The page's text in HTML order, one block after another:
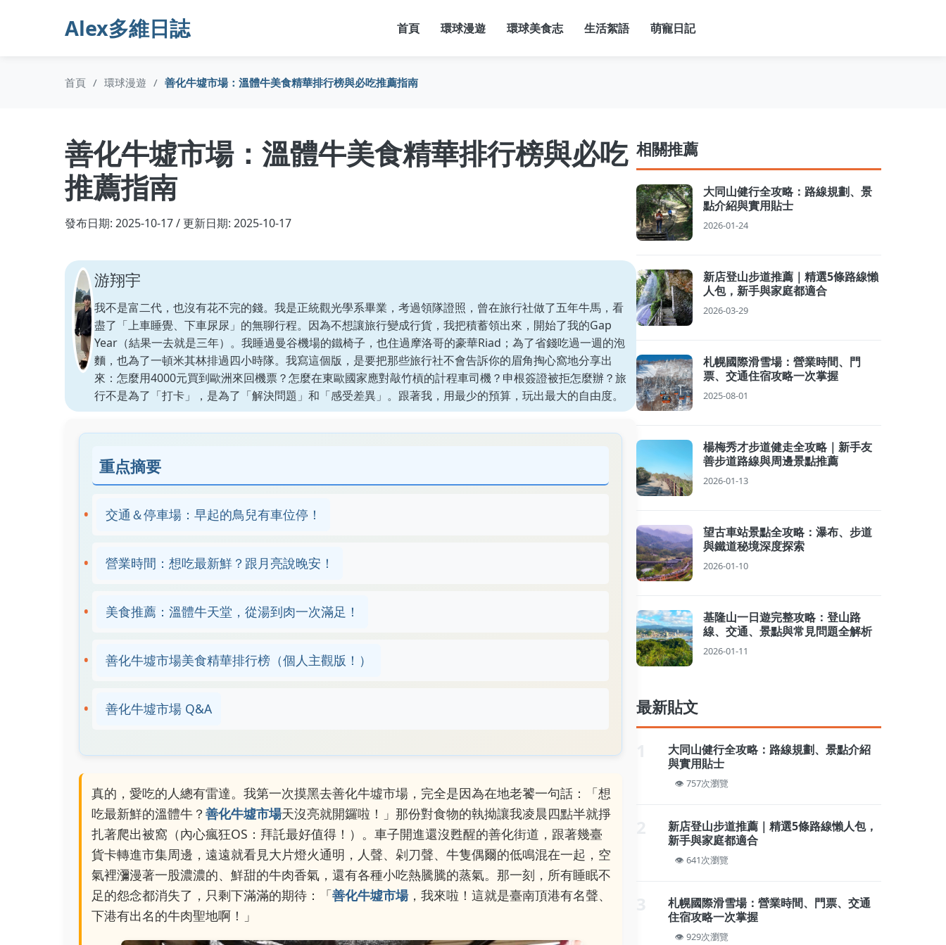
Alex多維日誌 首頁 環球漫遊 環球美食志 生活絮語 萌寵日記
首頁 / 環球漫遊 / 善化牛墟市場：溫體牛美食精華排行榜與必吃推薦指南
善化牛墟市場：溫體牛美食精華排行榜與必吃
推薦指南
發布日期: 2025-10-17 / 更新日期: 2025-10-17
游翔宇
我不是富二代，也沒有花不完的錢。我是正統觀光學系畢業，考過領隊證照，曾在旅行社做了五年牛馬，看
盡了「上車睡覺、下車尿尿」的無聊行程。因為不想讓旅行變成行貨，我把積蓄領出來，開始了我的Gap
Year（結果一去就是三年）。我睡過曼谷機場的鐵椅子，也住過摩洛哥的豪華Riad；為了省錢吃過一週的泡
麵，也為了一頓米其林排過四小時隊。我寫這個版，是要把那些旅行社不會告訴你的眉角掏心窩地分享出
來：怎麼用4000元買到歐洲來回機票？怎麼在東歐國家應對敲竹槓的計程車司機？申根簽證被拒怎麼辦？旅
行不是為了「打卡」，是為了「解決問題」和「感受差異」。跟著我，用最少的預算，玩出最大的自由度。
重点摘要
交通＆停車場：早起的鳥兒有車位停！
營業時間：想吃最新鮮？跟月亮說晚安！
美食推薦：溫體牛天堂，從湯到肉一次滿足！
善化牛墟市場美食精華排行榜（個人主觀版！）
善化牛墟市場 Q&A
真的，愛吃的人總有雷達。我第一次摸黑去善化牛墟市場，完全是因為在地老饕一句話：「想
吃最新鮮的溫體牛？ 善化牛墟市場天沒亮就開鑼啦！」那份對食物的執拗讓我凌晨四點半就掙
扎著爬出被窩（內心瘋狂OS：拜託最好值得！）。車子開進還沒甦醒的善化街道，跟著幾臺
貨卡轉進市集周邊，遠遠就看見大片燈火通明，人聲、剁刀聲、牛隻偶爾的低鳴混在一起，空
氣裡瀰漫著一股濃濃的、鮮甜的牛肉香氣，還有各種小吃熱騰騰的蒸氣。那一刻，所有睡眠不
足的怨念都消失了，只剩下滿滿的期待：「善化牛墟市場，我來啦！這就是臺南頂港有名聲、
下港有出名的牛肉聖地啊！」
相關推薦
大同山健行全攻略：路線規劃、景
點介紹與實用貼士
2026-01-24
新店登山步道推薦｜精選5條路線懶
人包，新手與家庭都適合
2026-03-29
札幌國際滑雪場：營業時間、門
票、交通住宿攻略一次掌握
2025-08-01
楊梅秀才步道健走全攻略｜新手友
善步道路線與周邊景點推薦
2026-01-13
望古車站景點全攻略：瀑布、步道
與鐵道秘境深度探索
2026-01-10
基隆山一日遊完整攻略：登山路
線、交通、景點與常見問題全解析
2026-01-11
最新貼文
大同山健行全攻略：路線規劃、景點介紹
與實用貼士
757次瀏覽
新店登山步道推薦｜精選5條路線懶人包，
新手與家庭都適合
641次瀏覽
札幌國際滑雪場：營業時間、門票、交通
住宿攻略一次掌握
929次瀏覽